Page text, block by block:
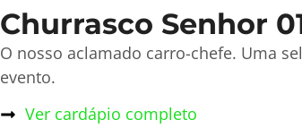
Churrasco Senhor
O nosso aclamado carro-chefe. Uma
evento.
Ver cardápio completo